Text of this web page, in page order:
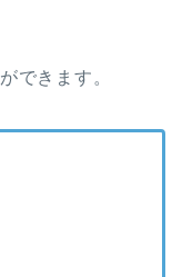
できます。